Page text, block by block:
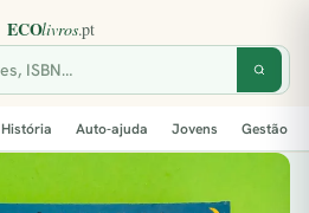
História Auto-ajuda Jovens Gestão